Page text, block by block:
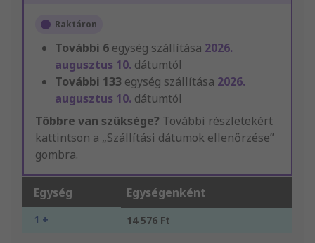
Raktáron
További 6 egység szállítása 2026.
augusztus 10. dátumtól
További 133 egység szállítása 2026.
augusztus 10. dátumtól
Többre van szüksége? További részletekért
kattintson a „Szállítási dátumok ellenőrzése”
gombra.
Egység Egységenként
1 + 14 576 Ft